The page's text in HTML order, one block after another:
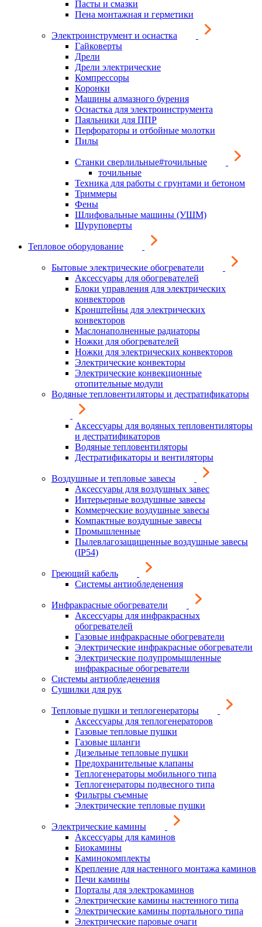
Пасты и смазки
Пена монтажная и герметики
Электроинструмент и оснастка
Гайковерты
Дрели
Дрели электрические
Компрессоры
Коронки
Машины алмазного бурения
Оснастка для электроинструмента
Паяльники для ППР
Перфораторы и отбойные молотки
Пилы
Станки сверлильные#точильные
точильные
Техника для работы с грунтами и бетоном
Триммеры
Фены
Шлифовальные машины (УШМ)
Шуруповерты
Тепловое оборудование
Бытовые электрические обогреватели
Аксессуары для обогревателей
Блоки управления для электрических
конвекторов
Кронштейны для электрических
конвекторов
Маслонаполненные радиаторы
Ножки для обогревателей
Ножки для электрических конвекторов
Электрические конвекторы
Электрические конвекционные
отопительные модули
Водяные тепловентиляторы и дестратификаторы
Аксессуары для водяных тепловентиляторы
и дестратификаторов
Водяные тепловентиляторы
Дестратификаторы и вентиляторы
Воздушные и тепловые завесы
Аксессуары для воздушных завес
Интерьерные воздушные завесы
Коммерческие воздушные завесы
Компактные воздушные завесы
Промышленные
Пылевлагозащищенные воздушные завесы
(IP54)
Греющий кабель
Системы антиобледенения
Инфракрасные обогреватели
Аксессуары для инфракрасных
обогревателей
Газовые инфракрасные обогреватели
Электрические инфракрасные обогреватели
Электрические полупромышленные
инфракрасные обогреватели
Системы антиобледенения
Сушилки для рук
Тепловые пушки и теплогенераторы
Аксессуары для теплогенераторов
Газовые тепловые пушки
Газовые шланги
Дизельные тепловые пушки
Предохранительные клапаны
Теплогенераторы мобильного типа
Теплогенераторы подвесного типа
Фильтры съемные
Электрические тепловые пушки
Электрические камины
Аксессуары для каминов
Биокамины
Каминокомплекты
Крепление для настенного монтажа каминов
Печи камины
Порталы для электрокаминов
Электрические камины настенного типа
Электрические камины портального типа
Электрические паровые очаги